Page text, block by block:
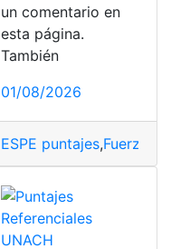
un comentario en
esta página.
También
01/08/2026
ESPE puntajes,Fuerzas